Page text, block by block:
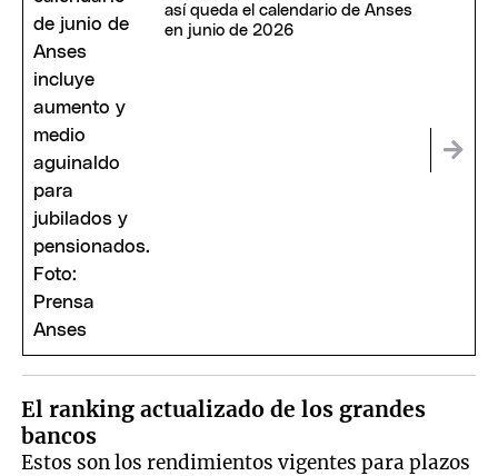
así queda el calendario de Anses
en junio de 2026
El ranking actualizado de los grandes
bancos
Estos son los rendimientos vigentes para plazos